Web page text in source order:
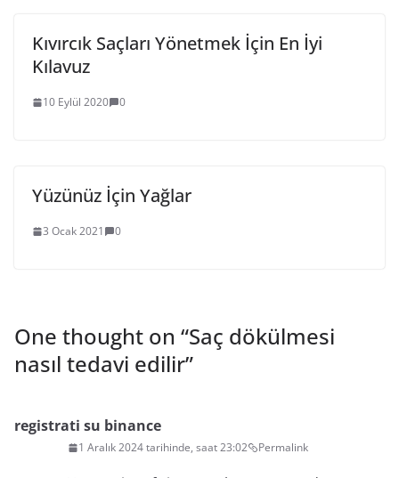
Kıvırcık Saçları Yönetmek İçin En İyi
Kılavuz
10 Eylül 2020 0
Yüzünüz İçin Yağlar
3 Ocak 2021 0
One thought on “Saç dökülmesi
nasıl tedavi edilir”
registrati su binance
1 Aralık 2024 tarihinde, saat 23:02 Permalink